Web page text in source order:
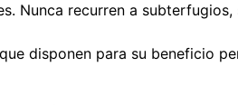
Nunca recurren a
disponen para su beneficio